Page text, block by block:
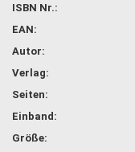
ISBN Nr.:
EAN:
Autor:
Verlag:
Seiten:
Einband:
Größe: